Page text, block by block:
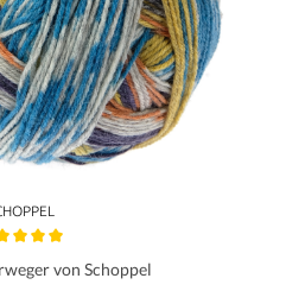
von Schoppel